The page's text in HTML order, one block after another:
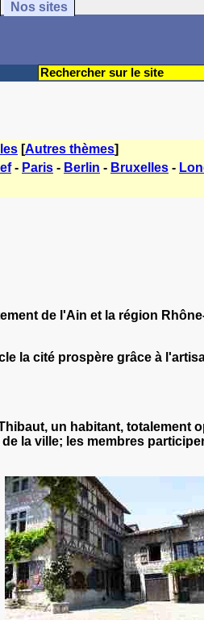
Nos sites
[Autres thèmes]
- Paris - Berlin - Bruxelles -
de l'Ain et la région
la cité prospère grâce à
un habitant, totalement
la ville; les membres